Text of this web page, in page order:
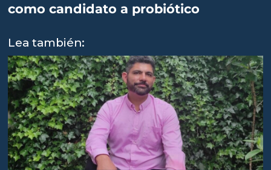
como candidato a probiótico
Lea también: